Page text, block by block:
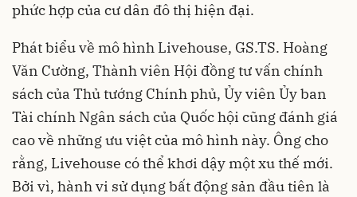
phức hợp của cư dân đô thị hiện đại.
Phát biểu về mô hình Livehouse, GS.TS. Hoàng
Văn Cường, Thành viên Hội đồng tư vấn chính
sách của Thủ tướng Chính phủ, Ủy viên Ủy ban
Tài chính Ngân sách của Quốc hội cũng đánh giá
cao về những ưu việt của mô hình này. Ông cho
rằng, Livehouse có thể khơi dậy một xu thế mới.
Bởi vì, hành vi sử dụng bất động sản đầu tiên là